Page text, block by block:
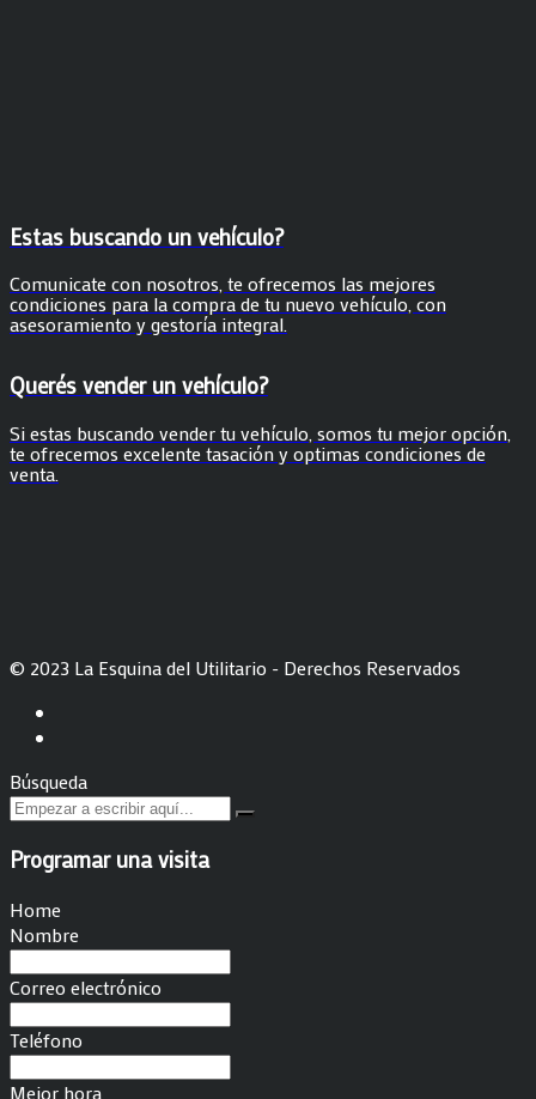
Estas buscando un vehículo?
Comunicate con nosotros, te ofrecemos las mejores
condiciones para la compra de tu nuevo vehículo, con
asesoramiento y gestoría integral.
Querés vender un vehículo?
Si estas buscando vender tu vehículo, somos tu mejor opción,
te ofrecemos excelente tasación y optimas condiciones de
venta.
© 2023 La Esquina del Utilitario - Derechos Reservados
Búsqueda
Programar una visita
Home
Nombre
Correo electrónico
Teléfono
Mejor hora